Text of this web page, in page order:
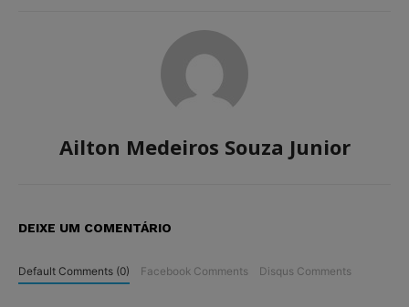
Ailton Medeiros Souza Junior
DEIXE UM COMENTÁRIO
Default Comments (0) Facebook Comments Disqus Comments